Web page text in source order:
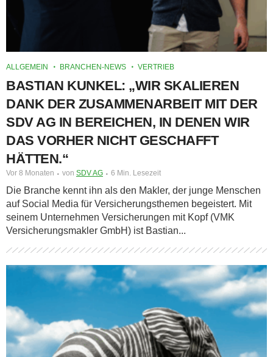
ALLGEMEIN BRANCHEN-NEWS VERTRIEB
BASTIAN KUNKEL: „WIR SKALIEREN
DANK DER ZUSAMMENARBEIT MIT DER
SDV AG IN BEREICHEN, IN DENEN WIR
DAS VORHER NICHT GESCHAFFT
HÄTTEN.“
Vor 8 Monaten von SDV AG 6 Min. Lesezeit
Die Branche kennt ihn als den Makler, der junge Menschen
auf Social Media für Versicherungsthemen begeistert. Mit
seinem Unternehmen Versicherungen mit Kopf (VMK
Versicherungsmakler GmbH) ist Bastian...